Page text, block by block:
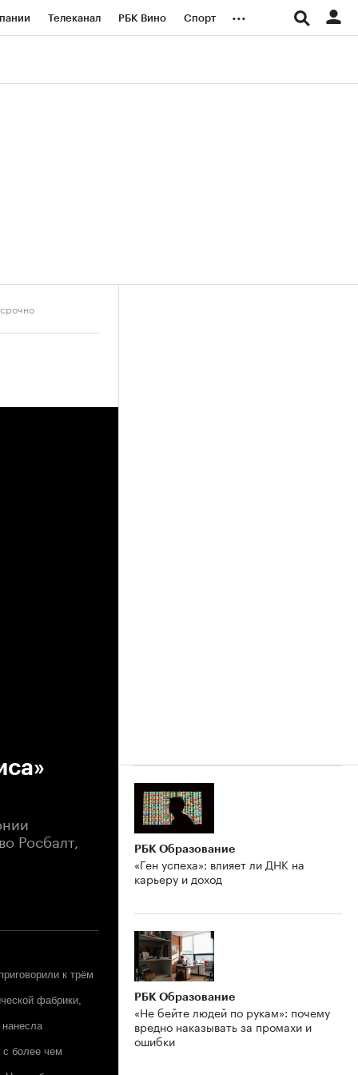
Телеканал РБК Вино Спорт ...
Росбалт,
к трём
фабрики,
более чем
РБК Образование
«Ген успеха»: влияет ли ДНК на
карьеру и доход
РБК Образование
«Не бейте людей по рукам»: почему
вредно наказывать за промахи и
ошибки